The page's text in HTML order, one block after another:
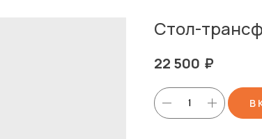
Стол-
22 500 ₽
В